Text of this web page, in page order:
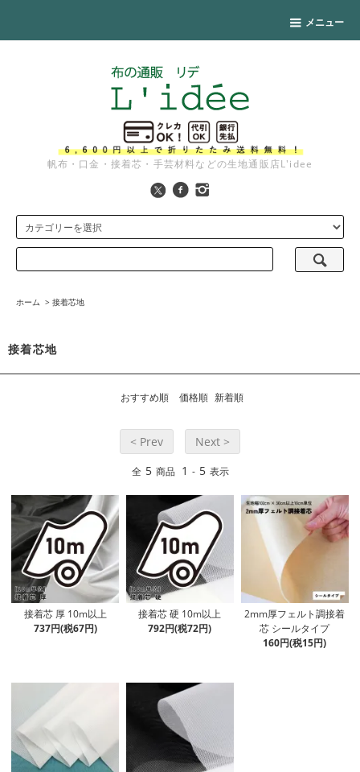
メニュー
帆布・口金・接着芯・手芸材料などの生地通販店L'idee
ホーム > 接着芯地
接着芯地
おすすめ順 価格順 新着順
< Prev Next >
全 5 商品 1 - 5 表示
接着芯 厚 10m以上
737円(税67円)
接着芯 硬 10m以上
792円(税72円)
2mm厚フェルト調接着
芯 シールタイプ
160円(税15円)